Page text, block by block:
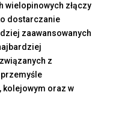
wielopinowych złączy
dostarczanie
zaawansowanych
z
kolejowym oraz w